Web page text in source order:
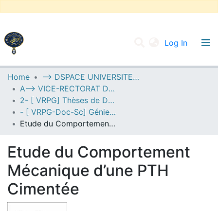
Log In
UNIVERSITY OF D.L SIDI BEL ABBES
Communities & Collections
All of DSpace
Statistics
Home
--> DSPACE UNIVERSITE DJILALLI LIABES DE SIDI BEL ABBES
A--> VICE-RECTORAT DE LA POST-GRADUATION
2- [ VRPG] Thèses de Doctorat en Sciences
- [ VRPG-Doc-Sc] Génie mécanique --- هندسة ميكانيكية
Etude du Comportement Mécanique d’une PTH Cimentée
Etude du Comportement
Mécanique d’une PTH
Cimentée